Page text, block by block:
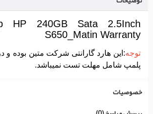
HP 240GB Sata 2.5Inch
S650_Matin Warranty
توجه:این هارد گارانتی شرکت متین بوده
پلمپ شامل مهلت تست نمیباشد.
خصوصیات